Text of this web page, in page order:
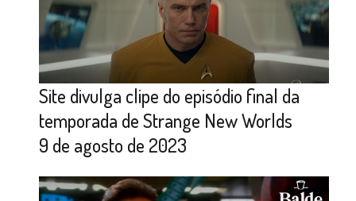
Site divulga clipe do episódio final da
temporada de Strange New Worlds
9 de agosto de 2023